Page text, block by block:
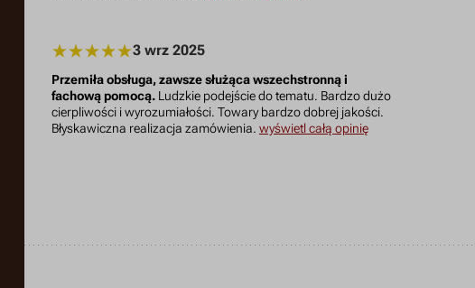
3 wrz 2025
Przemiła obsługa, zawsze służąca wszechstronną i
fachową pomocą.Ludzkie podejście do tematu. Bardzo dużo
cierpliwości i wyrozumiałości. Towary bardzo dobrej jakości.
Błyskawiczna realizacja zamówienia. wyświetl całą opinię